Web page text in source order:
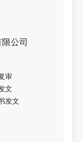
公司
审
文
发文